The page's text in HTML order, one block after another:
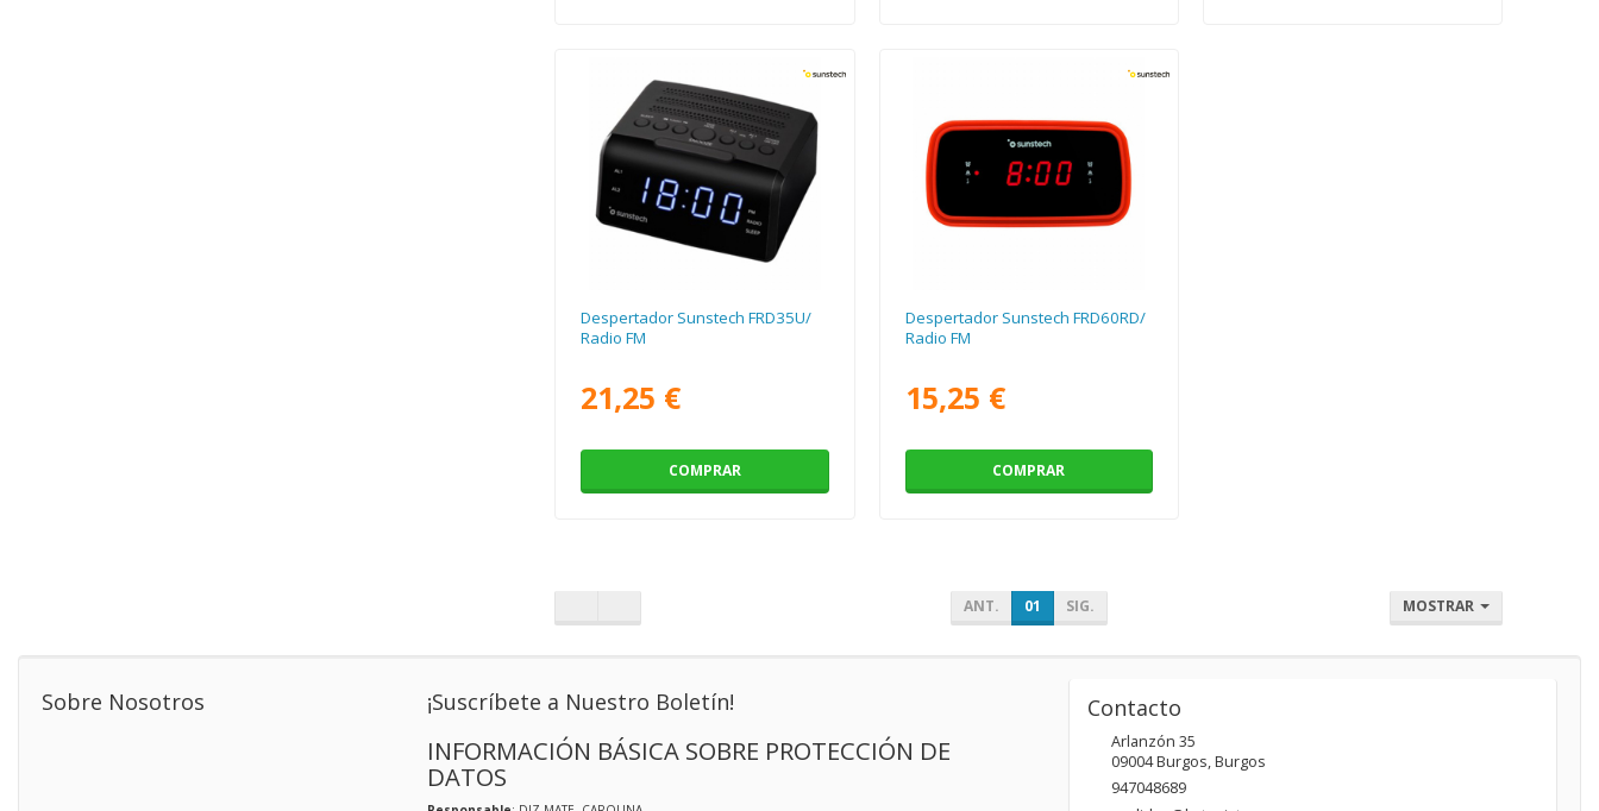
Despertador Sunstech FRD35U/
Radio FM
21,25 €
COMPRAR
Despertador Sunstech FRD60RD/
Radio FM
15,25 €
COMPRAR
ANT. 01 SIG. MOSTRAR
Sobre Nosotros ¡Suscríbete a Nuestro Boletín!
INFORMACIÓN BÁSICA SOBRE PROTECCIÓN DE
DATOS
Contacto
Arlanzón 35
09004Burgos,Burgos
947048689